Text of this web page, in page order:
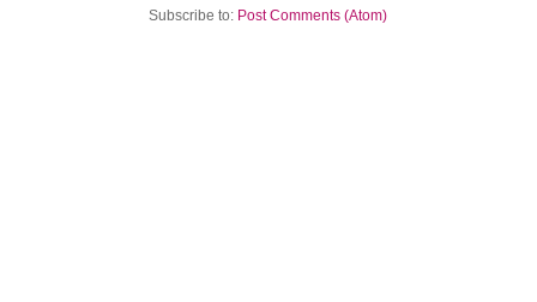
Subscribe to: Post Comments (Atom)